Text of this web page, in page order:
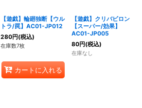
【遊戯】輪廻独断【ウル
トラ/罠】AC01-JP012
280円(税込)
在庫数7枚
カートに入れる
【遊戯】クリバビロン
【スーパー/効果】
AC01-JP005
80円(税込)
在庫なし